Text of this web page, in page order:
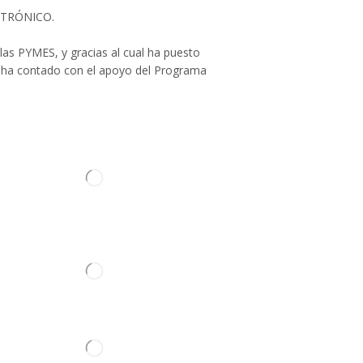
Asiento
Carrocería
PYMES, y gracias al cual ha puesto
contado con el apoyo del Programa